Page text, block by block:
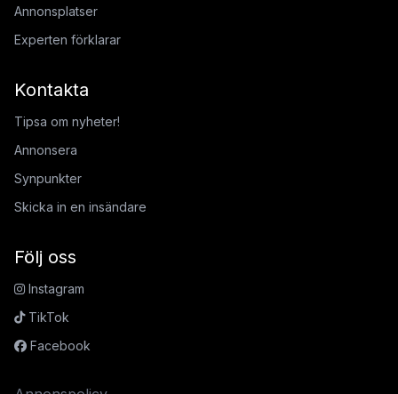
Annonsplatser
Experten förklarar
Kontakta
Tipsa om nyheter!
Annonsera
Synpunkter
Skicka in en insändare
Följ oss
Instagram
TikTok
Facebook